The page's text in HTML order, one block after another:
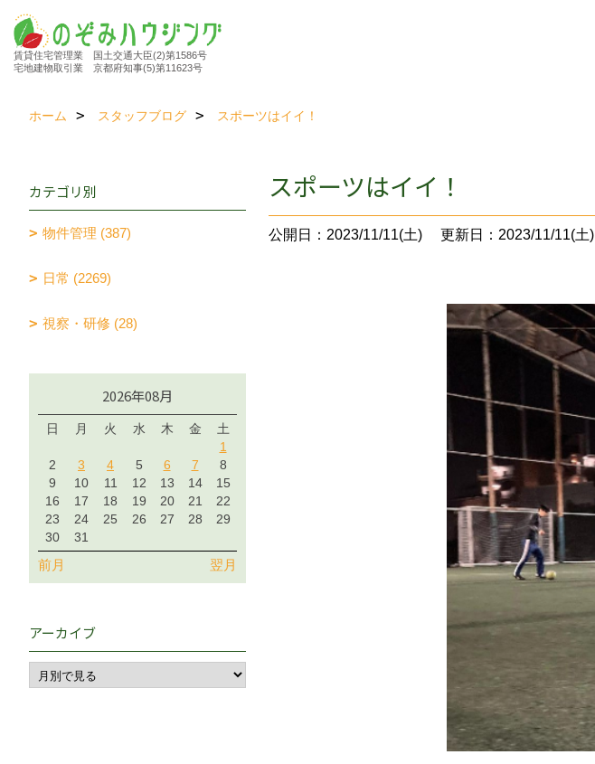
賃貸住宅管理業 国土交通大臣(2)第1586号
宅地建物取引業 京都府知事(5)第11623号
ホーム スタッフブログ スポーツはイイ！
スポーツはイイ！
公開日：2023/11/11(土) 更新日：2023/11/11(土)
カテゴリ別
物件管理 (387)
日常 (2269)
視察・研修 (28)
2026年08月
日 月 火 水 木 金
土
1
2
3 4 5 6 7
8
9
10 11 12 13 14
15
16
17 18 19 20 21
22
23
24 25 26 27 28
29
30
31
前月 翌月
アーカイブ